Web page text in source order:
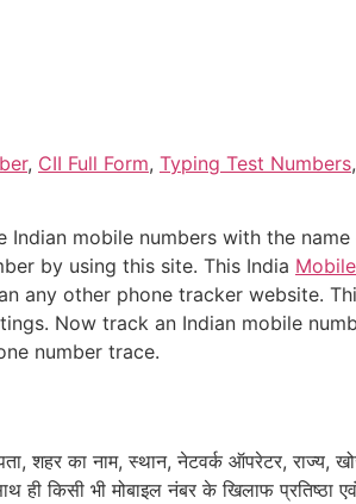
, CII Full Form, Typing Test Numbers,
Indian mobile numbers with the
by using this site. This India
any other phone tracker website.
Now track an Indian mobile
number trace.
शहर का नाम, स्थान, नेटवर्क ऑपरेटर, राज्य,
ही किसी भी मोबाइल नंबर के खिलाफ प्रतिष्ठा